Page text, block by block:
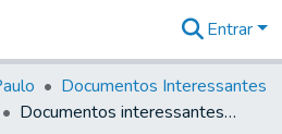
&
Coleções
Tudo na
Entrar
Documentos Interessantes
Documentos interessantes para a história e costumes de São Paulo volume 46